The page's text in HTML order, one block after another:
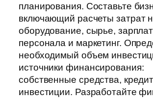
планирования. Составьте
включающий расчеты затрат
оборудование, сырье,
персонала и маркетинг.
необходимый объем
источники финансирования:
собственные средства,
инвестиции. Разработайте